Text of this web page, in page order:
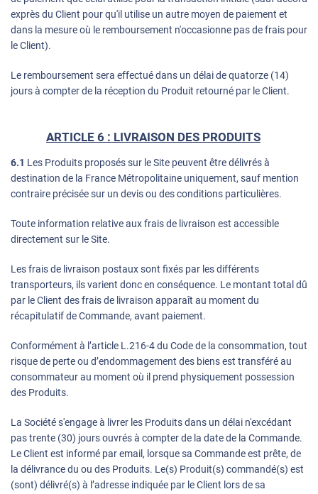
exprès du Client pour qu'il utilise un autre moyen de paiement et
dans la mesure où le remboursement n'occasionne pas de frais pour
le Client).
Le remboursement sera effectué dans un délai de quatorze (14)
jours à compter de la réception du Produit retourné par le Client.
ARTICLE 6 : LIVRAISON DES PRODUITS
6.1 Les Produits proposés sur le Site peuvent être délivrés à
destination de la France Métropolitaine uniquement, sauf mention
contraire précisée sur un devis ou des conditions particulières.
Toute information relative aux frais de livraison est accessible
directement sur le Site.
Les frais de livraison postaux sont fixés par les différents
transporteurs, ils varient donc en conséquence. Le montant total dû
par le Client des frais de livraison apparaît au moment du
récapitulatif de Commande, avant paiement.
Conformément à l’article L.216-4 du Code de la consommation, tout
risque de perte ou d’endommagement des biens est transféré au
consommateur au moment où il prend physiquement possession
des Produits.
La Société s'engage à livrer les Produits dans un délai n'excédant
pas trente (30) jours ouvrés à compter de la date de la Commande.
Le Client est informé par email, lorsque sa Commande est prête, de
la délivrance du ou des Produits. Le(s) Produit(s) commandé(s) est
(sont) délivré(s) à l’adresse indiquée par le Client lors de sa